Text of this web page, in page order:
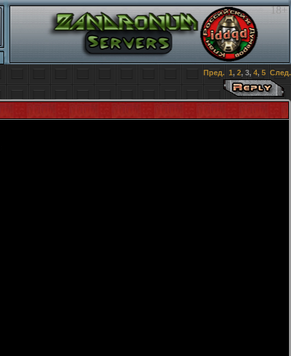
18+
Пред. 1,2, 3,4,5 След.